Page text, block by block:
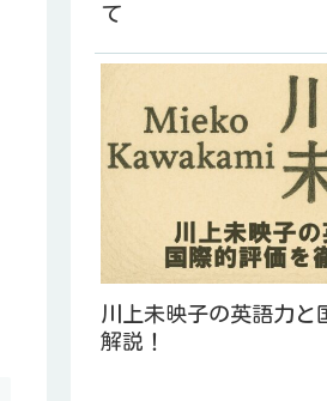
て
川上未映子の英語力と
解説！